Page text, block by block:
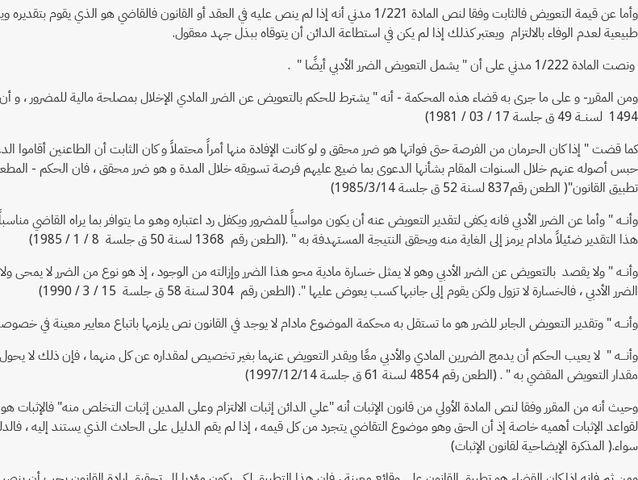
وأما عن قيمة التعويض فالثابت وفقا لنص المادة 1/221 مدني أنه إذا لم ينص عليه في العقد أو
طبيعية لعدم الوفاء بالالتزام ويعتبر كذلك إذا لم يكن في استطاعة الدائن أن يتوقاه ببذل جهد معقول.
ونصت المادة 1/222 مدني على أن " يشمل التعويض الضرر الأدبي أيضًا " .
ومن المقرر- و على ما جرى به قضاء هذه المحكمة - أنه " يشترط للحكم بالتعويض عن الضرر المادي الإخلال بمصلحة مالية للمضرور ،
1494 لسنــة 49 ق جلسة 17 / 03 / 1981)
كما قضت " إذا كان الحرمان من الفرصة حتى فواتها هو ضرر محقق و لو كانت الإفادة منها أمراً محتملاً و كان الثابت أن الطاعنين
حبس أصوله عنهم خلال السنوات المقام بشأنها الدعوى بما ضيع عليهم فرصة تسويقه خلال المدة و هو ضرر محقق ، فان الحكم -
تطبيق القانون"( الطعن رقم837 لسنة 52 ق جلسة 1985/3/14)
وأنــه " وأما عن الضرر الأدبي فانه يكفى لتقدير التعويض عنه أن يكون مواسياً للمضرور ويكفل رد اعتباره وهـو مـا يتوافر بما يراه القاضي
هذا التقدير ضئيلاً مادام يرمز إلى الغاية منه ويحقق النتيجة المستهدفة به " .(الطعن رقم 1368 لسنة 50 ق جلسة 8 / 1 / 1985)
وأنــه " ولا يقصد بالتعويض عن الضرر الأدبي وهو لا يمثل خسارة مادية محو هذا الضرر وإزالته من الوجود ، إذ هو نوع من الضرر لا
الضرر الأدبي ، فالخسارة لا تزول ولكن يقوم إلى جانبها كسب يعوض عليها ". (الطعن رقم 304 لسنة 58 ق جلسة 15 / 3 / 1990)
وأنـــه " وتقدير التعويض الجابر للضرر هو ما تستقل به محكمة الموضوع مادام لا يوجد في القانون نص يلزمها باتباع معايير معينة في خصوصه " . (الطعن رقم 2083 سنة قضائية
وأنـــه " لا يعيب الحكم أن يدمج الضررين المادي والأدبي معًا ويقدر التعويض عنهما بغير تخصيص لمقداره عن كل منهما ، فإن ذلك
مقدار التعويض المقضي به " . (الطعن رقم 4854 لسنة 61 ق جلسة 1997/12/14)
وحيث أنه من المقرر وفقا لنص المادة الأولي من قانون الإثبات أنه "علي الدائن إثبات الالتزام وعلى المدين إثبات التخلص منه"
لقواعد الإثبات أهميه خاصة إذ أن الحق وهو موضوع التقاضي يتجرد من كل قيمه ، إذا لم يقم الدليل على الحادث الذي يستند إليه ،
سواء.( المذكرة الإيضاحية لقانون الإثبات)